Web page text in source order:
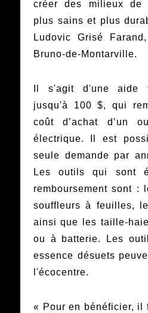
créer des milieux de
plus sains et plus
Ludovic Grisé
Bruno-de-Montarville.
Il s'agit d'une aide
jusqu'à 100 $, qui
coût d’achat d’un
électrique. Il est
seule demande par
Les outils qui sont
remboursement sont :
souffleurs à feuilles,
ainsi que les taille-
ou à batterie. Les
essence désuets
l'écocentre.
« Pour en bénéficier, il